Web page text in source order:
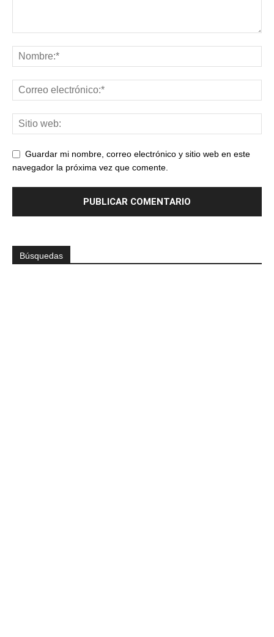
Guardar mi nombre, correo electrónico y sitio web en este
navegador la próxima vez que comente.
Búsquedas